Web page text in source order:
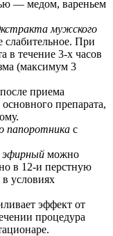
— медом, вареньем
мужского
слабительное. При
в течение 3-х часов
(максимум 3
приема
препарата,
папоротника с
эфирный можно
в 12-и перстную
условиях
эффект от
процедура